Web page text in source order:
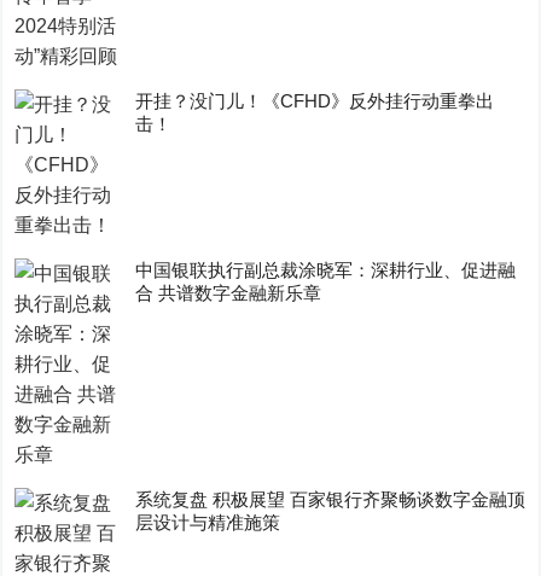
开挂？没门儿！《CFHD》反外挂行动重拳出
击！
中国银联执行副总裁涂晓军：深耕行业、促进融
合 共谱数字金融新乐章
系统复盘 积极展望 百家银行齐聚畅谈数字金融顶
层设计与精准施策